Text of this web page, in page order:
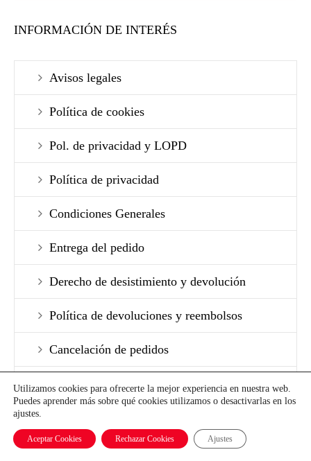
INFORMACIÓN DE INTERÉS
Avisos legales
Política de cookies
Pol. de privacidad y LOPD
Política de privacidad
Condiciones Generales
Entrega del pedido
Derecho de desistimiento y devolución
Política de devoluciones y reembolsos
Cancelación de pedidos
Formulario de desestimiento
Mapa del sitio
Utilizamos cookies para ofrecerte la mejor experiencia en nuestra web.
Puedes aprender más sobre qué cookies utilizamos o desactivarlas en los
ajustes.
Aceptar Cookies Rechazar Cookies Ajustes